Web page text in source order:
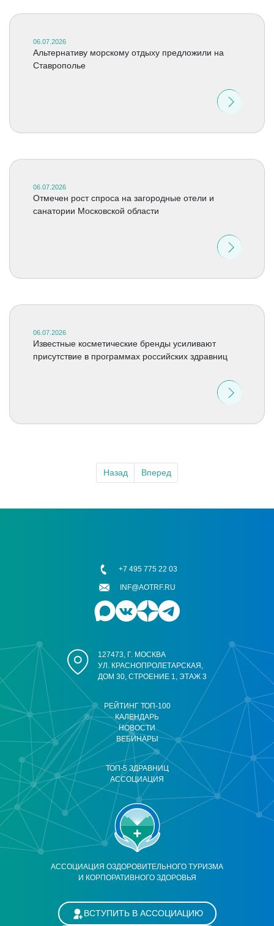
06.07.2026
Альтернативу морскому отдыху предложили на
Ставрополье
06.07.2026
Отмечен рост спроса на загородные отели и
санатории Московской области
06.07.2026
Известные косметические бренды усиливают
присутствие в программах российских здравниц
Назад Вперед
АССОЦИАЦИЯ ОЗДОРОВИТЕЛЬНОГО ТУРИЗМА
И КОРПОРАТИВНОГО ЗДОРОВЬЯ
РЕЙТИНГ ТОП-100
КАЛЕНДАРЬ
НОВОСТИ
ВЕБИНАРЫ
ТОП-5 ЗДРАВНИЦ
АССОЦИАЦИЯ
127473, Г. МОСКВА
УЛ. КРАСНОПРОЛЕТАРСКАЯ,
ДОМ 30, СТРОЕНИЕ 1, ЭТАЖ 3
+7 495 775 22 03
INF@AOTRF.RU
ВСТУПИТЬ В АССОЦИАЦИЮ